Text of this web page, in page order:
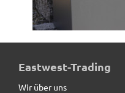
Pflanztrog, Pflanzkübel
Eastwest-Trading
Wir über uns